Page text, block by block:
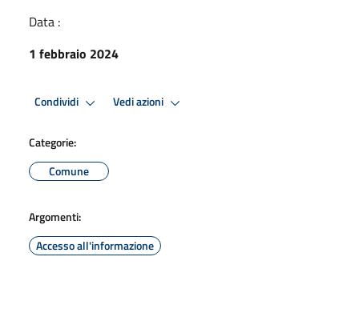
Data :
1 febbraio 2024
Condividi Vedi azioni
Categorie:
Comune
Argomenti:
Accesso all'informazione